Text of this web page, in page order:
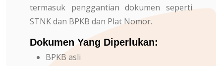
termasuk penggantian dokumen seperti
STNK dan BPKB dan Plat Nomor.
Dokumen Yang Diperlukan:
BPKB asli